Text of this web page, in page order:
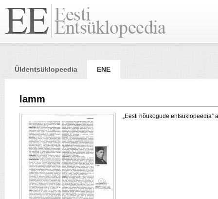
Üldentsüklopeedia ENE
lamm
„Eesti nõukogude entsüklopeedia”